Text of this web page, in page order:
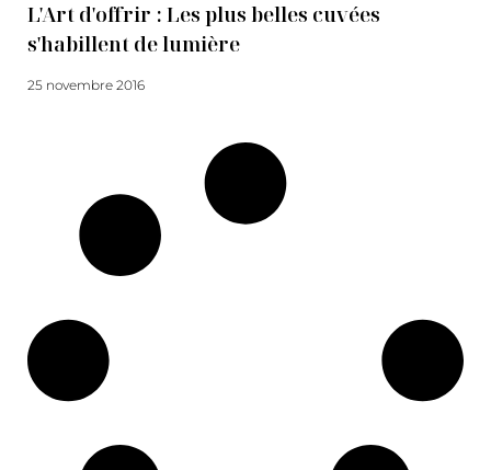
L'Art d'offrir : Les plus belles cuvées
s'habillent de lumière
25 novembre 2016